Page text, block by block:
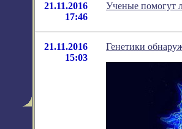
21.11.2016
17:46
Ученые помогут
21.11.2016
15:03
Генетики